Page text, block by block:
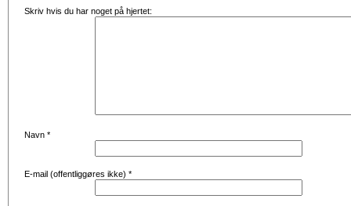
Skriv hvis du har noget på hjertet:
Navn *
E-mail (offentliggøres ikke) *